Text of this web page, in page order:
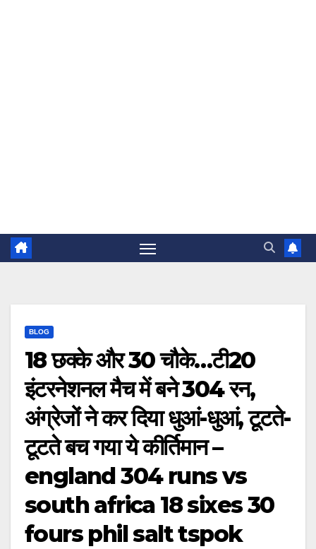
BLOG
18 छक्के और 30 चौके…टी20
इंटरनेशनल मैच में बने 304 रन,
अंग्रेजों ने कर दिया धुआं-धुआं, टूटते-
टूटते बच गया ये कीर्तिमान –
england 304 runs vs
south africa 18 sixes 30
fours phil salt tspok